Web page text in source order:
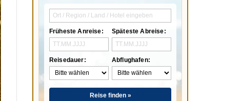
Früheste Anreise:
Reisedauer:
Späteste Abreise:
Abflughafen:
Reise finden »